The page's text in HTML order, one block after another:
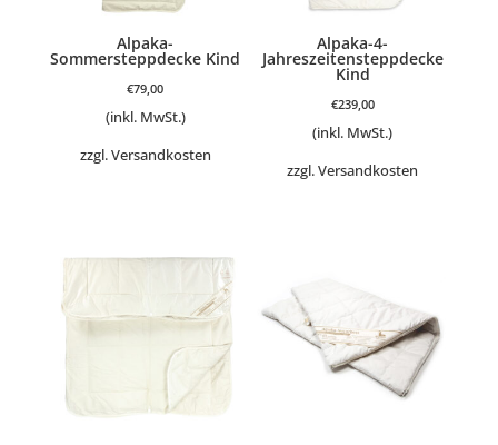
Alpaka-
Sommersteppdecke Kind
€79,00
(inkl. MwSt.)
zzgl.Versandkosten
Alpaka-4-
Jahreszeitensteppdecke
Kind
€239,00
(inkl. MwSt.)
zzgl.Versandkosten